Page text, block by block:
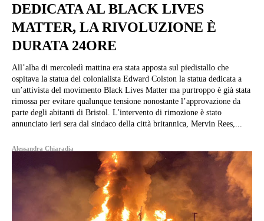
DEDICATA AL BLACK LIVES
MATTER, LA RIVOLUZIONE È
DURATA 24ORE
All’alba di mercoledì mattina era stata apposta sul piedistallo che
ospitava la statua del colonialista Edward Colston la statua dedicata a
un’attivista del movimento Black Lives Matter ma purtroppo è già stata
rimossa per evitare qualunque tensione nonostante l’approvazione da
parte degli abitanti di Bristol. L'intervento di rimozione è stato
annunciato ieri sera dal sindaco della città britannica, Mervin Rees,...
Alessandra Chiaradia